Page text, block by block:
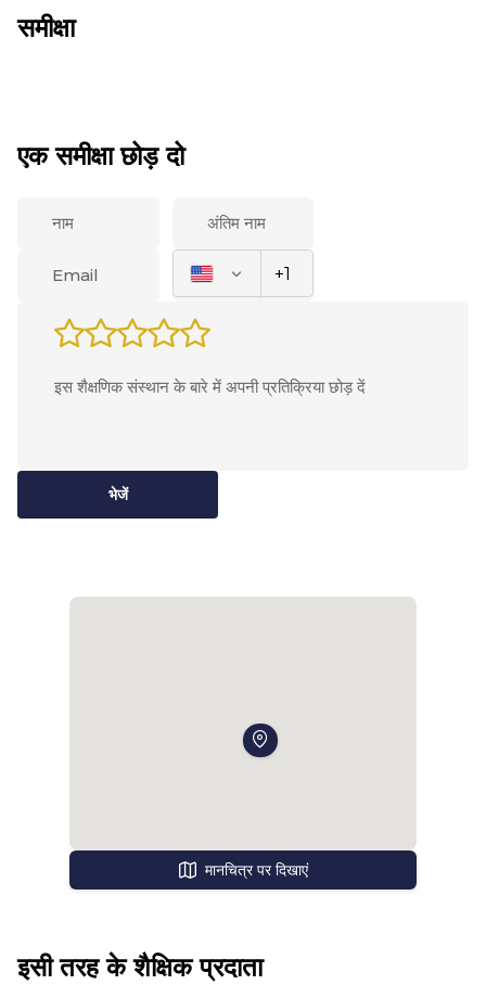
समीक्षा
एक समीक्षा छोड़ दो
भेजें
मानचित्र पर दिखाएं
इसी तरह के शैक्षिक प्रदाता